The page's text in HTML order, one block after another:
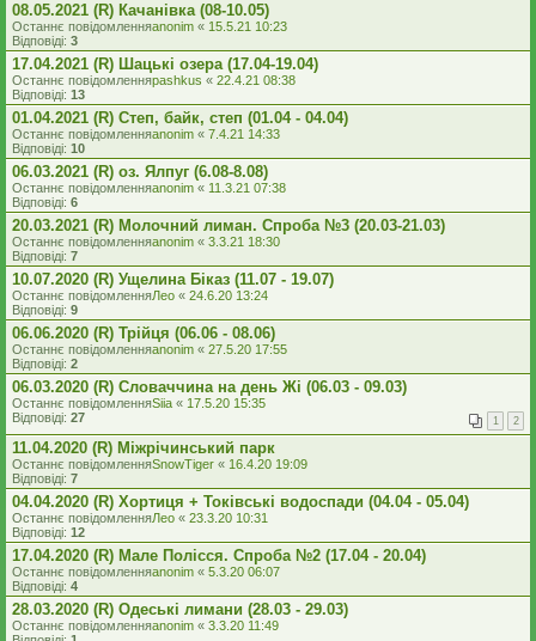
08.05.2021 (R) Качанівка (08-10.05)
Останнє повідомленняanonim « 15.5.21 10:23
Відповіді: 3
17.04.2021 (R) Шацькі озера (17.04-19.04)
Останнє повідомленняpashkus « 22.4.21 08:38
Відповіді: 13
01.04.2021 (R) Степ, байк, степ (01.04 - 04.04)
Останнє повідомленняanonim « 7.4.21 14:33
Відповіді: 10
06.03.2021 (R) оз. Ялпуг (6.08-8.08)
Останнє повідомленняanonim « 11.3.21 07:38
Відповіді: 6
20.03.2021 (R) Молочний лиман. Спроба №3 (20.03-21.03)
Останнє повідомленняanonim « 3.3.21 18:30
Відповіді: 7
10.07.2020 (R) Ущелина Біказ (11.07 - 19.07)
Останнє повідомленняЛео « 24.6.20 13:24
Відповіді: 9
06.06.2020 (R) Трійця (06.06 - 08.06)
Останнє повідомленняanonim « 27.5.20 17:55
Відповіді: 2
06.03.2020 (R) Словаччина на день Жі (06.03 - 09.03)
Останнє повідомленняSiia « 17.5.20 15:35
Відповіді: 27 1 2
11.04.2020 (R) Міжрічинський парк
Останнє повідомленняSnowTiger « 16.4.20 19:09
Відповіді: 7
04.04.2020 (R) Хортиця + Токівські водоспади (04.04 - 05.04)
Останнє повідомленняЛео « 23.3.20 10:31
Відповіді: 12
17.04.2020 (R) Мале Полісся. Спроба №2 (17.04 - 20.04)
Останнє повідомленняanonim « 5.3.20 06:07
Відповіді: 4
28.03.2020 (R) Одеські лимани (28.03 - 29.03)
Останнє повідомленняanonim « 3.3.20 11:49